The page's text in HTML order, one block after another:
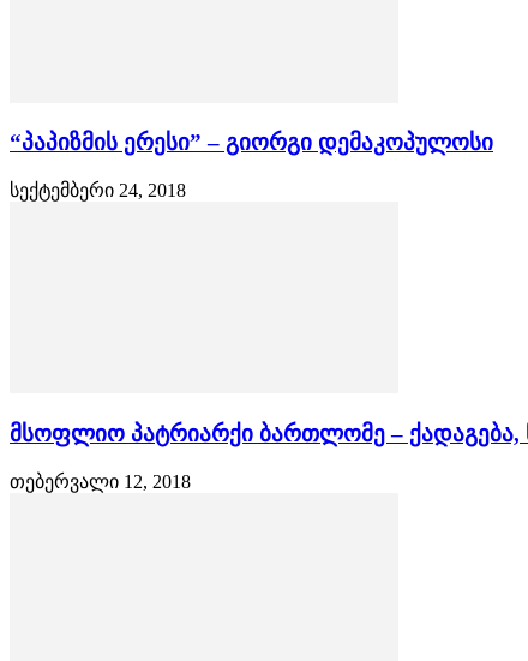
“პაპიზმის ერესი” – გიორგი დემაკოპულოსი
სექტემბერი 24, 2018
მსოფლიო პატრიარქი ბართლომე –
თებერვალი 12, 2018